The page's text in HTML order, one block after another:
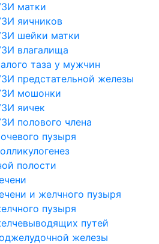
матки
яичников
шейки матки
влагалища
таза у мужчин
предстательной железы
мошонки
яичек
полового члена
пузыря
полости
и желчного пузыря
пузыря
путей
железы